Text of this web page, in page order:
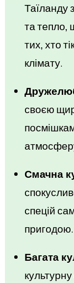
Таїланду
та тепло,
тих, хто
клімату.
своєю
Смачна
спецій
пригодою.
Багата